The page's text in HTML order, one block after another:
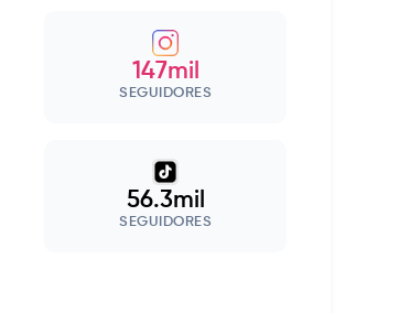
147mil
SEGUIDORES
56.3mil
SEGUIDORES